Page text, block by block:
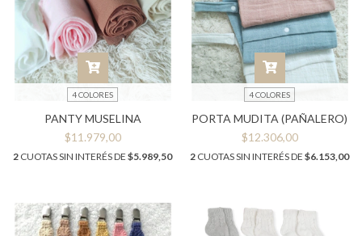
4 COLORES
PANTY MUSELINA
$11.979,00
2 CUOTAS SIN INTERÉS DE $5.989,50
4 COLORES
PORTA MUDITA (PAÑALERO)
$12.306,00
2 CUOTAS SIN INTERÉS DE $6.153,00